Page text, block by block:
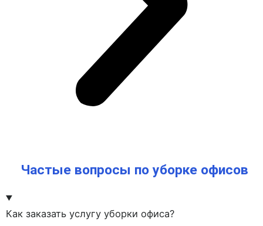
Частые вопросы по уборке офисов
Как заказать услугу уборки офиса?